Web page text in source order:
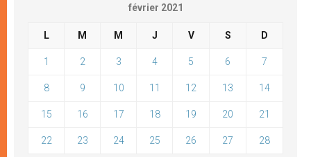
février 2021
L M M J V S D
1 2 3 4 5 6 7
8 9 10 11 12 13 14
15 16 17 18 19 20 21
22 23 24 25 26 27 28